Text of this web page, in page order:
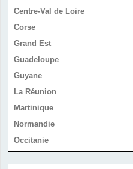
Centre-Val de Loire
Corse
Grand Est
Guadeloupe
Guyane
La Réunion
Martinique
Normandie
Occitanie